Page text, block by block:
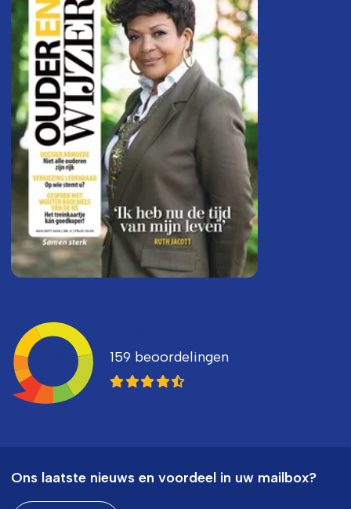
159 beoordelingen
Ons laatste nieuws en voordeel in uw mailbox?